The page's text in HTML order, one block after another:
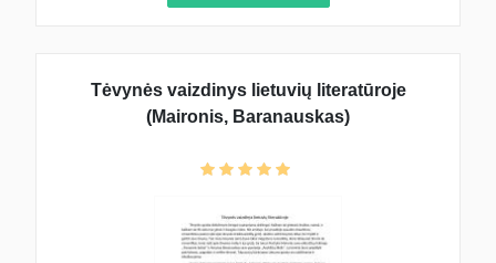
Tėvynės vaizdinys lietuvių literatūroje
(Maironis, Baranauskas)